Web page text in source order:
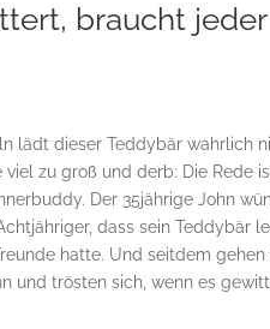
braucht
lädt dieser Teddybär wahrlich
viel zu groß und derb: Die Rede
Der 35jährige John
dass sein Teddybär
hatte. Und seitdem
und trösten sich, wenn es